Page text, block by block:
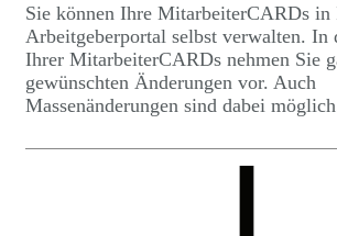
Sie können Ihre MitarbeiterCARDs in
Arbeitgeberportal selbst verwalten. In
Ihrer MitarbeiterCARDs nehmen Sie
gewünschten Änderungen vor. Auch
Massenänderungen sind dabei